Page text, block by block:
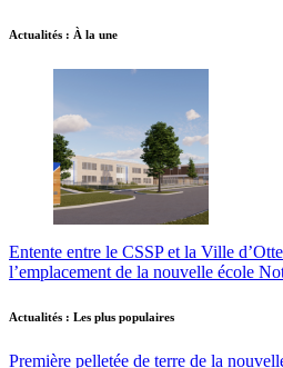
Actualités : À la une
Entente entre le CSSP et la Ville
l’emplacement de la nouvelle école
Actualités : Les plus populaires
Première pelletée de terre de la